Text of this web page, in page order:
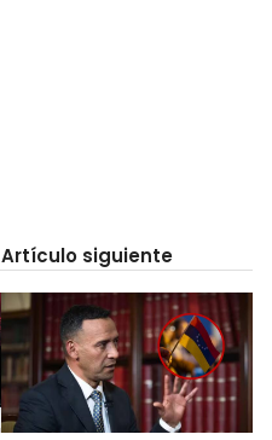
Artículo siguiente